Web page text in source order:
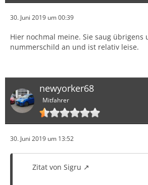
30. Juni 2019 um 00:39
Hier nochmal meine. Sie saug übrigens
nummerschild an und ist relativ leise.
newyorker68
Mitfahrer
30. Juni 2019 um 13:52
Zitat von Sigru